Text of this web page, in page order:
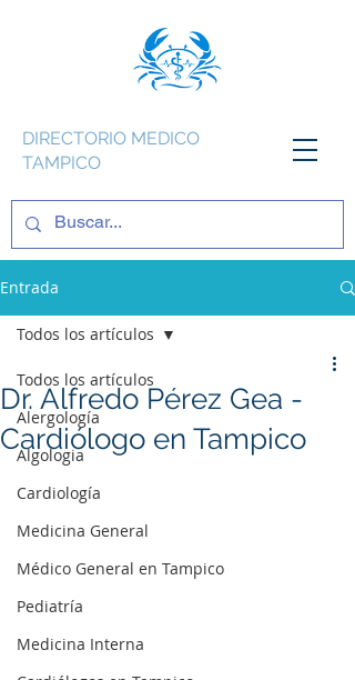
DIRECTORIO MEDICO
TAMPICO
Entrada
Todos los artículos
Alergología
Algologia
Cardiología
Medicina General
Médico General en Tampico
Pediatría
Medicina Interna
Todos los artículos
Dr. Alfredo Pérez Gea -
Cardiólogo en Tampico